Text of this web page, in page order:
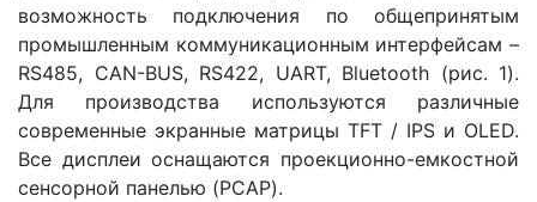
возможность подключения по общепринятым
промышленным коммуникационным интерфейсам –
RS485, CAN-BUS, RS422, UART, Bluetooth (рис. 1).
Для производства используются различные
современные экранные матрицы TFT / IPS и OLED.
Все дисплеи оснащаются проекционно-емкостной
сенсорной панелью (PCAP).